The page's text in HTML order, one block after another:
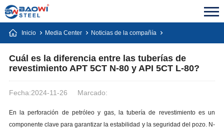
Inicio Media Center Noticias de la compañía
Cuál es la diferencia entre las tuberías de
revestimiento APT 5CT N-80 y API 5CT L-80?
Fecha:2024-11-26 Marcado:
En la perforación de petróleo y gas, la tubería de revestimiento es un
componente clave para garantizar la estabilidad y la seguridad del pozo. N-